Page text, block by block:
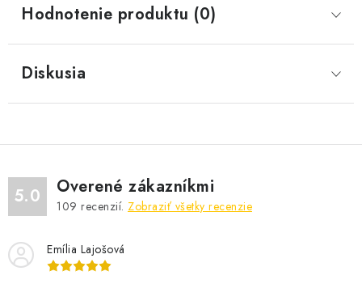
Hodnotenie produktu (0)
Diskusia
5.0 Overené zákazníkmi
109 recenzií. Zobraziť všetky recenzie
Emília Lajošová